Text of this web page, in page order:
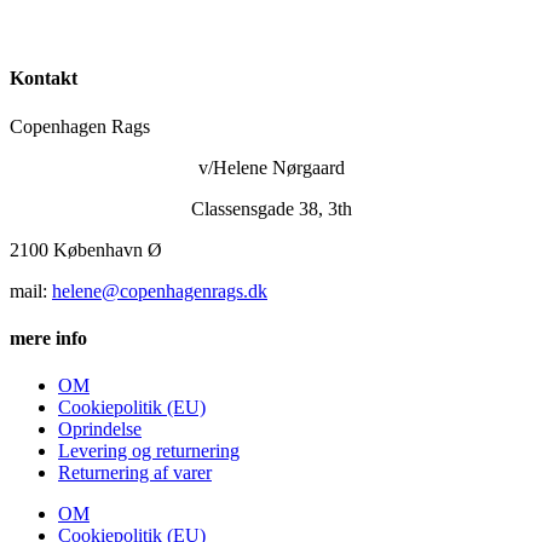
Kontakt
Copenhagen Rags
v/Helene Nørgaard
Classensgade 38, 3th
2100 København Ø
mail: helene@copenhagenrags.dk
mere info
OM
Cookiepolitik (EU)
Oprindelse
Levering og returnering
Returnering af varer
OM
Cookiepolitik (EU)